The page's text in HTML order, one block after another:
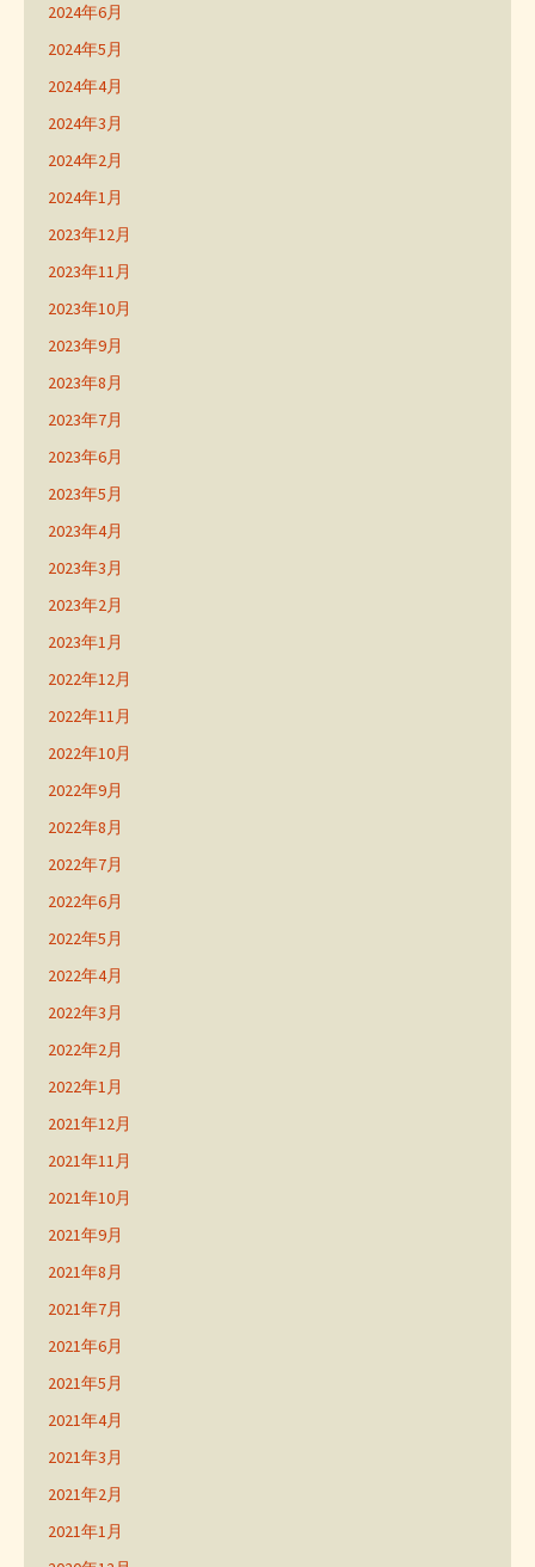
2024年6月
2024年5月
2024年4月
2024年3月
2024年2月
2024年1月
2023年12月
2023年11月
2023年10月
2023年9月
2023年8月
2023年7月
2023年6月
2023年5月
2023年4月
2023年3月
2023年2月
2023年1月
2022年12月
2022年11月
2022年10月
2022年9月
2022年8月
2022年7月
2022年6月
2022年5月
2022年4月
2022年3月
2022年2月
2022年1月
2021年12月
2021年11月
2021年10月
2021年9月
2021年8月
2021年7月
2021年6月
2021年5月
2021年4月
2021年3月
2021年2月
2021年1月